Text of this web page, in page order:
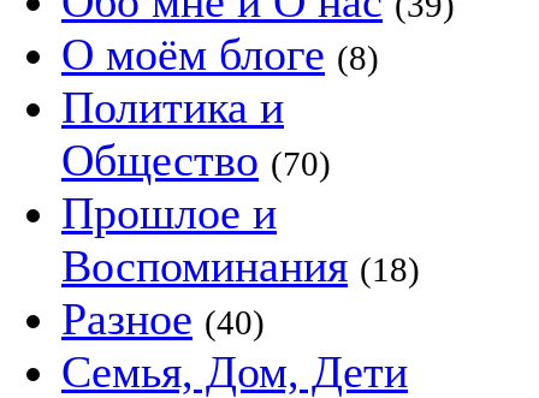
О моём блоге (8)
Политика и
Общество (70)
Прошлое и
Воспоминания (18)
Разное (40)
Семья, Дом, Дети